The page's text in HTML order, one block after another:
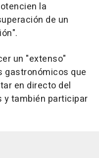
la
de un
un "extenso"
gastronómicos que
en directo del
también participar